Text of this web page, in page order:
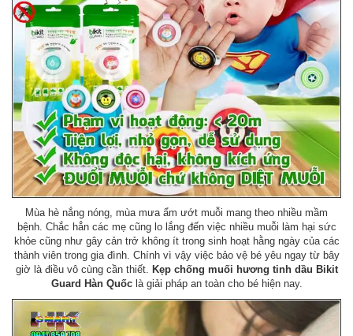
Mùa hè nắng nóng, mùa mưa ẩm ướt muỗi mang theo nhiều mầm
bệnh. Chắc hẳn các mẹ cũng lo lắng đến việc nhiều muỗi làm hại sức
khỏe cũng như gây cản trở không ít trong sinh hoạt hằng ngày của các
thành viên trong gia đình. Chính vì vậy việc bảo vệ bé yêu ngay từ bây
giờ là điều vô cùng cần thiết. Kẹp chống muối hương tinh dầu Bikit
Guard Hàn Quốclà giải pháp an toàn cho bé hiện nay.